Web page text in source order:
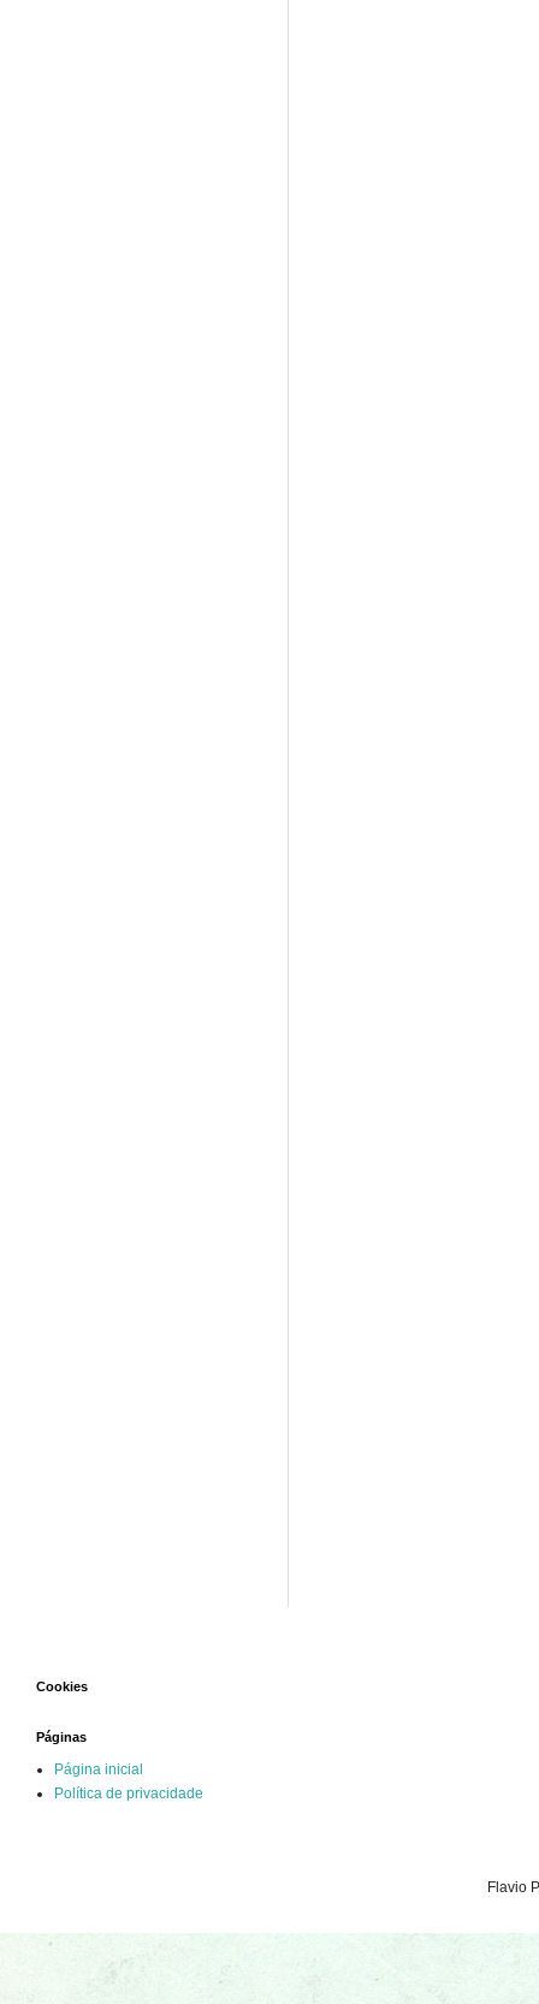
Cookies
Páginas
Página inicial
Política de privacidade
Flavio